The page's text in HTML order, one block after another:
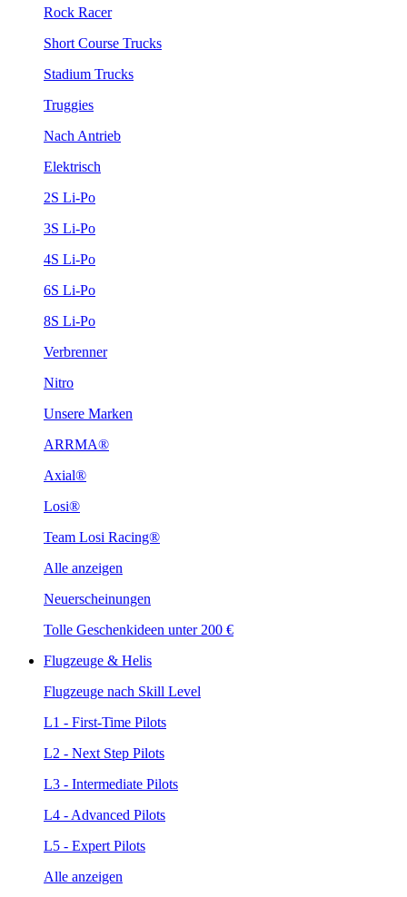
Rock Racer
Short Course Trucks
Stadium Trucks
Truggies
Nach Antrieb
Elektrisch
2S Li-Po
3S Li-Po
4S Li-Po
6S Li-Po
8S Li-Po
Verbrenner
Nitro
Unsere Marken
ARRMA®
Axial®
Losi®
Team Losi Racing®
Alle anzeigen
Neuerscheinungen
Tolle Geschenkideen unter 200 €
Flugzeuge & Helis
Flugzeuge nach Skill Level
L1 - First-Time Pilots
L2 - Next Step Pilots
L3 - Intermediate Pilots
L4 - Advanced Pilots
L5 - Expert Pilots
Alle anzeigen